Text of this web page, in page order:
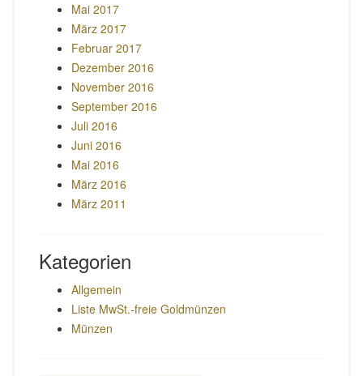
Mai 2017
März 2017
Februar 2017
Dezember 2016
November 2016
September 2016
Juli 2016
Juni 2016
Mai 2016
März 2016
März 2011
Kategorien
Allgemein
Liste MwSt.-freie Goldmünzen
Münzen